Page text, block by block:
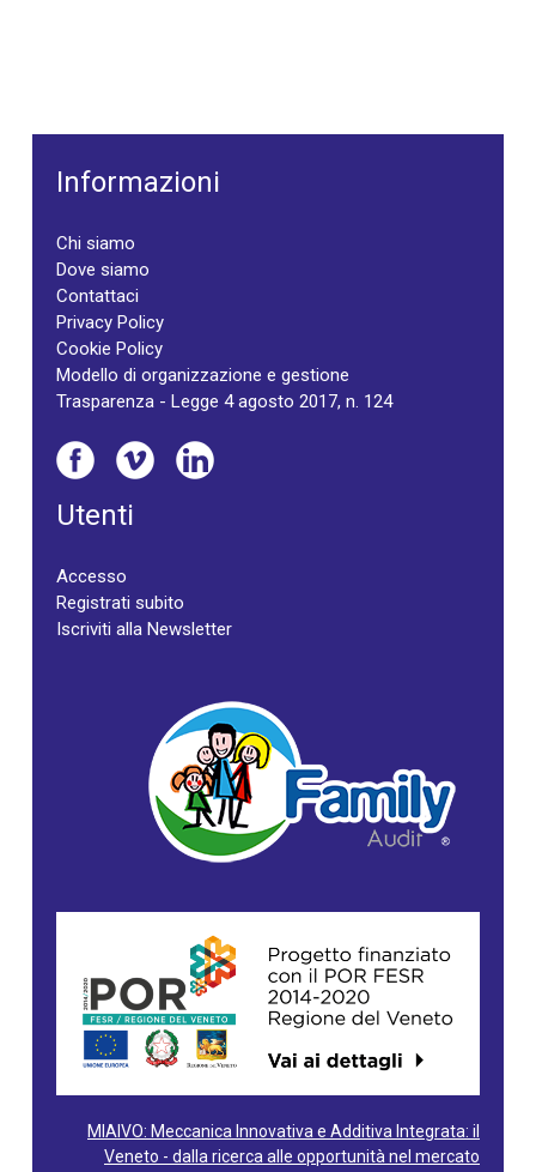
Informazioni
Chi siamo
Dove siamo
Contattaci
Privacy Policy
Cookie Policy
Modello di organizzazione e gestione
Trasparenza - Legge 4 agosto 2017, n. 124
Utenti
Accesso
Registrati subito
Iscriviti alla Newsletter
MIAIVO: Meccanica Innovativa e Additiva Integrata: il
Veneto - dalla ricerca alle opportunità nel mercato